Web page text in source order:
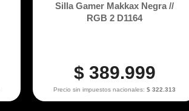
Silla Gamer Makkax Negra //
RGB 2 D1164
$ 389.999
Precio sin impuestos nacionales: $ 322.313